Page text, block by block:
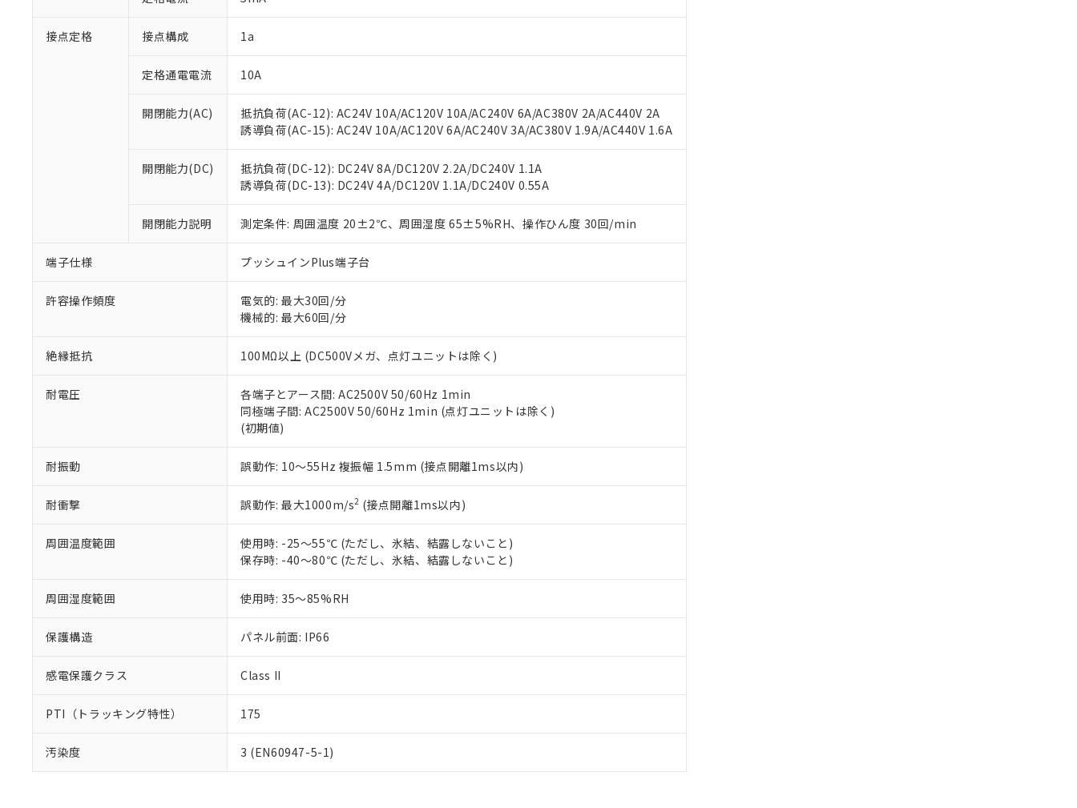
接点定格 接点構成 1a
定格通電電流 10A
開閉能力(AC)
抵抗負荷(AC-12): AC24V 10A/AC120V 10A/AC240V 6A/AC380V 2A/AC440V 2A
誘導負荷(AC-15): AC24V 10A/AC120V 6A/AC240V 3A/AC380V 1.9A/AC440V 1.6A
開閉能力(DC)
抵抗負荷(DC-12): DC24V 8A/DC120V 2.2A/DC240V 1.1A
誘導負荷(DC-13): DC24V 4A/DC120V 1.1A/DC240V 0.55A
開閉能力説明 測定条件: 周囲温度 20±2℃、周囲湿度 65±5%RH、操作ひん度 30回/min
端子仕様 プッシュインPlus端子台
許容操作頻度
電気的: 最大30回/分
機械的: 最大60回/分
絶縁抵抗 100MΩ以上 (DC500Vメガ、点灯ユニットは除く)
耐電圧
各端子とアース間: AC2500V 50/60Hz 1min
同極端子間: AC2500V 50/60Hz 1min (点灯ユニットは除く)
(初期値)
耐振動 誤動作: 10～55Hz 複振幅 1.5mm (接点開離1ms以内)
耐衝撃 誤動作: 最大1000m/s2 (接点開離1ms以内)
周囲温度範囲
使用時: -25～55℃ (ただし、氷結、結露しないこと)
保存時: -40～80℃ (ただし、氷結、結露しないこと)
周囲湿度範囲 使用時: 35～85%RH
保護構造 パネル前面: IP66
感電保護クラス Class II
PTI（トラッキング特性） 175
汚染度 3 (EN60947-5-1)
本サービスは、当社制御機器事業取扱商品の当社在庫状況および標準価格(税抜)を提供させていただ
当社制御機器事業取扱商品の中には、本サービスの対象外となる商品もあることをご了承ください。
い。
正式な納期状況および標準価格はお客様のお取引先、またはお客様担当のオムロン制御機器販売店・
当社販売員にご相談ください。
在庫状況および標準価格結果を当社の事前の承諾なく第三者に漏洩または開示しないようお願いしま
す。
マイパーツ機能（部品リスト作成サービス）をご利用いただくには、I-Webメンバーズにご登録され
ている必要があります。
お客様が当ウェブサイト上で当社にご登録された部品リストについて、当社および当社の共同利用者
が、当社の製品・サービスに関するお客様との取引・商談に必要な範囲で利用することをご了承くだ
いる法人を指します。
*EU RoHS指令（10物質）：
フタル酸ビス(2-エチルヘキシル) (DEHP)(別名：DOP) 1000ppm以下、フタル酸ブチルベンジル（BBP） 1000ppm以下、フタル酸ジブチ
ル（DBP） 1000ppm以下、フタル酸ジイソブチル (DIBP) 1000ppm以下
但し、RoHS指令で産業用監視および制御機器に対する適用除外項目は除く。
フタル酸エステル類の４物質については閾値を超える意図的な使用がないことを確認しています。
※2 対応予定月
部品在庫の切り替え状況などにより、予定月が前後することがあります。
※3 非含有証明書ダウンロード
EU RoHS指令（10物質）の非含有証明書
51物質の非含有証明書（当社基準）
※本証明書は発行日時点で非含有を証明するもので、過去に遡って非含有を証明するものではありません。
また、RoHS指令のフタル酸エステル類４物質の対応では、対応完了までの期間は出荷製品に未対応品が
混在することから備考欄に対応日を記載しておりました。
既に当社にて対応品への在庫切替を完了していることから、特段のことがない限り、2022年1月12日よ
り割愛しております。
「×」：最大均質材料含有率が中国RoHSの基準値を超えていることを示します。
Pb(鉛) :1000ppm、 Hg(水銀) : 1000ppm、 Cd(カドミウム) : 100ppm、
DEHP(フタル酸ビス(2-エチルヘキシル)) : 1000ppm
※2 環境保護使用期限
「ｅ」：有害物質（10物質）のすべてが基準値以下であることを示します。
味します。
「－」：未確認です。当社販売部門へお問い合わせください。
当社は、これら貴社製品のうち、外国為替および外国貿易法に定める商品（以下｢規制貨物等」とい
などの必要な手続きをとります。
ます。
当社は貴社製品を、核兵器、ミサイル、化学兵器、生物兵器またはその他武器並びにこれらの製造装
置等に一切使用いたしません。
当社は、貴社製品を第三者に販売する場合は、上記1、2および3の内容を当該第三者に通知します。
たしません。
△ 一定数には満たないが在庫あり
－
在庫なし(最新の在庫状況については、お客様のお取引先、またはお客様担当のオムロン制御
機器販売店・当社販売員にご確認ください)
空
受注生産機種、また在庫状況の情報を公開していない機種